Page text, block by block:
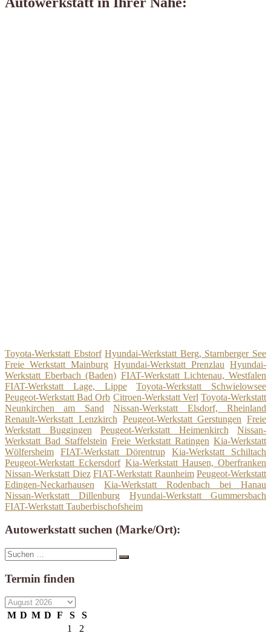
Toyota-Werkstatt Ebstorf Hyundai-Werkstatt Berg, Starnberger See
Freie Werkstatt Mainburg Hyundai-Werkstatt Prenzlau Hyundai-
Werkstatt Eberbach (Baden) FIAT-Werkstatt Lichtenau, Westfalen
FIAT-Werkstatt Lage, Lippe
Toyota-Werkstatt Schwielowsee
Peugeot-Werkstatt Bad Orb Citroen-Werkstatt Verl Toyota-Werkstatt
Neunkirchen am Sand
Nissan-Werkstatt Elsdorf, Rheinland
Renault-Werkstatt Lenzkirch Peugeot-Werkstatt Gerstungen Freie
Werkstatt Buggingen
Peugeot-Werkstatt Heimenkirch
Nissan-
Werkstatt Bad Staffelstein Freie Werkstatt Ratingen Kia-Werkstatt
Wölfersheim
FIAT-Werkstatt Dörentrup
Kia-Werkstatt Schiltach
Peugeot-Werkstatt Eckersdorf Kia-Werkstatt Hausen, Oberfranken
Nissan-Werkstatt Diez FIAT-Werkstatt Raunheim Peugeot-Werkstatt
Edingen-Neckarhausen
Kia-Werkstatt Rodenbach bei Hanau
Nissan-Werkstatt Dillenburg
Hyundai-Werkstatt Gummersbach
FIAT-Werkstatt Tauberbischofsheim
Autowerkstatt suchen (Marke/Ort):
Suche
nach:
Suchen
Termin finden
M D M D F S
S
1
2